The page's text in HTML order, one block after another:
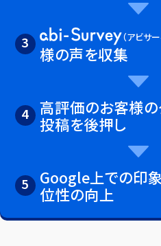
3 （アビサー
様の声を収集
4
高評価のお客様の
投稿を後押し
5
Google上での印
位性の向上